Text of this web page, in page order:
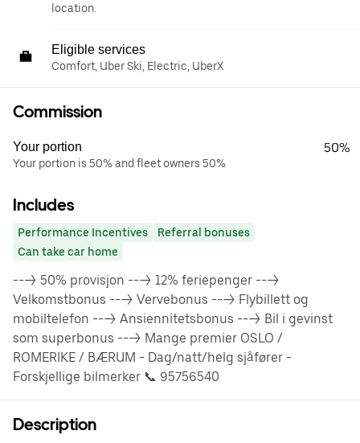
location.
Eligible services
Comfort, Uber Ski, Electric, UberX
Commission
Your portion
Your portion is 50% and fleet owners 50%
50%
Includes
Performance Incentives
Referral bonuses
Can take car home
---> 50% provisjon ---> 12% feriepenger --->
Velkomstbonus ---> Vervebonus ---> Flybillett og
mobiltelefon ---> Ansiennitetsbonus ---> Bil i gevinst
som superbonus ---> Mange premier OSLO /
ROMERIKE / BÆRUM - Dag/natt/helg sjåfører -
Forskjellige bilmerker 📞 95756540
Description